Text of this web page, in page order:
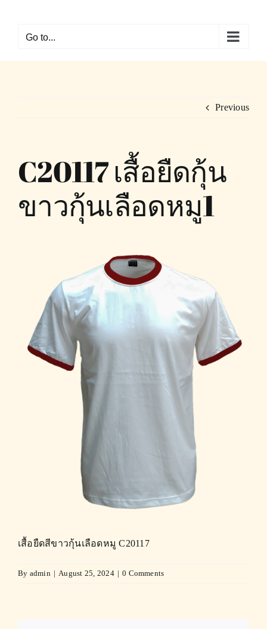
contentGo to...
Previous
C20117 เสื้อยืดกุ้น
ขาวกุ้นเลือดหมู1
เสื้อยืดสีขาวกุ้นเลือดหมู C20117
By admin | August 25, 2024 | 0 Comments